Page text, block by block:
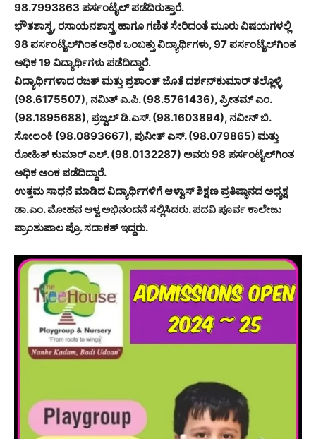
98.7993863 ಪರ್ಸಂಟೈಲ್ ಪಡೆದಿರುತ್ತಾರೆ.
ಭೌತಶಾಸ್ತ್ರ, ರಸಾಯನಶಾಸ್ತ್ರ ಹಾಗೂ ಗಣಿತ ಸೇರಿದಂತೆ ಮೂರು ವಿಷಯಗಳಲ್ಲಿ
98 ಪರ್ಸಂಟೈಲ್‌ಗಿಂತ ಅಧಿಕ ಒಂಬತ್ತು ವಿದ್ಯಾರ್ಥಿಗಳು, 97 ಪರ್ಸಂಟೈಲ್‌ಗಿಂತ
ಅಧಿಕ 19 ವಿದ್ಯಾರ್ಥಿಗಳು ಪಡೆದಿದ್ದಾರೆ.
ವಿದ್ಯಾರ್ಥಿಗಳಾದ ರಜತ್ ಮತ್ತು ಪ್ರಶಾಂತ್ ಜೊತೆ ದರ್ಶನ್‌ಕುಮಾರ್ ತಲ್ಲೊಳ್ಳಿ
(98.6175507), ನಮಿತ್ ಎ.ಪಿ. (98.5761436), ಪ್ರೀತಮ್ ಎಂ.
(98.1895688), ಪ್ರಜ್ವಲ್ ಡಿ.ಎಸ್. (98.1603894), ನವೀನ್ ಬಿ.
ಸೋಲಂಕಿ (98.0893667), ಪುನೀತ್ ಎಸ್. (98.079865) ಮತ್ತು
ರೋಹಿತ್ ಕುಮಾರ್ ಎಲ್. (98.0132287) ಅವರು 98 ಪರ್ಸಂಟೈಲ್‌ಗಿಂತ
ಅಧಿಕ ಅಂಕ ಪಡೆದಿದ್ದಾರೆ.
ಉತ್ತಮ ಸಾಧನೆ ಮಾಡಿದ ವಿದ್ಯಾರ್ಥಿಗಳಿಗೆ ಆಳ್ವಾಸ್ ಶಿಕ್ಷಣ ಪ್ರತಿಷ್ಠಾನದ ಅಧ್ಯಕ್ಷ
ಡಾ.ಎಂ. ಮೋಹನ ಆಳ್ವ ಅಭಿನಂದನೆ ಸಲ್ಲಿಸಿದರು. ಪದವಿ ಪೂರ್ವ ಕಾಲೇಜು
ಪ್ರಾಂಶುಪಾಲ ಪ್ರೊ. ಸದಾಕತ್ ಇದ್ದರು.